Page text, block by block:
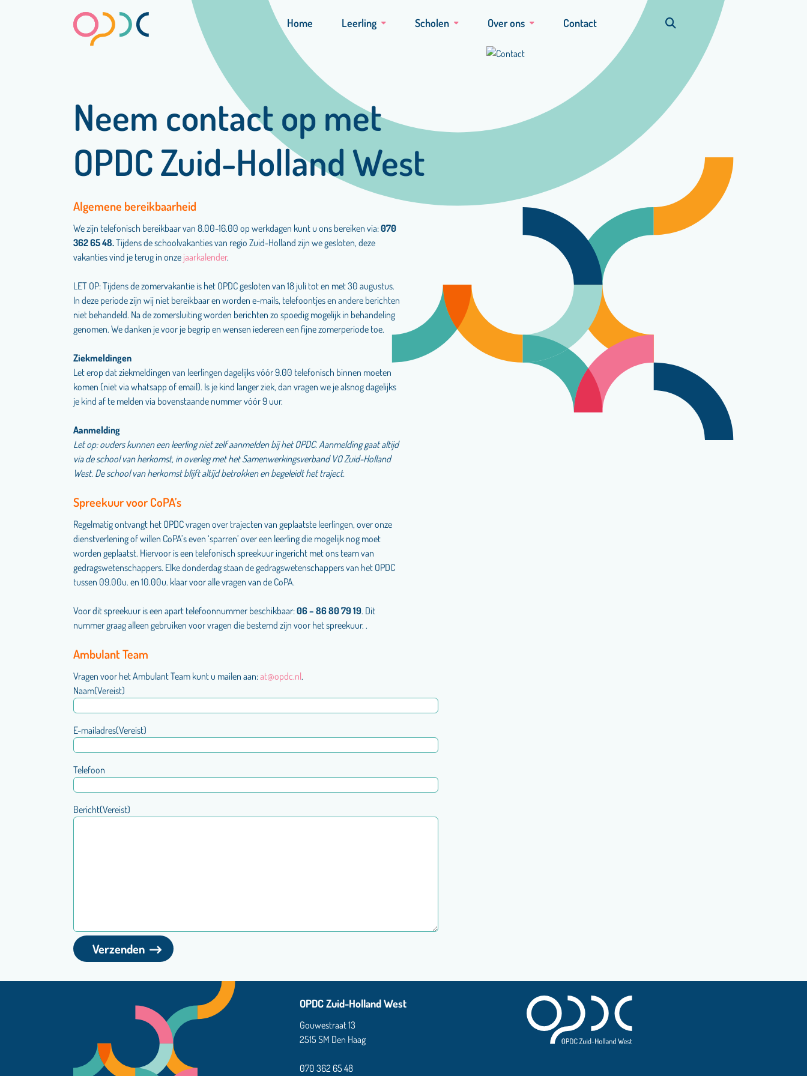
Home Leerling Scholen Over ons Contact
Neem contact op met
OPDC Zuid-Holland West
Algemene bereikbaarheid
We zijn telefonisch bereikbaar van 8.00-16.00 op werkdagen kunt u ons bereiken via:070
362 65 48.Tijdens de schoolvakanties van regio Zuid-Holland zijn we gesloten, deze
vakanties vind je terug in onze jaarkalender.
LET OP: Tijdens de zomervakantie is het OPDC gesloten van 18 juli tot en met 30 augustus.
In deze periode zijn wij niet bereikbaar en worden e-mails, telefoontjes en andere berichten
niet behandeld. Na de zomersluiting worden berichten zo spoedig mogelijk in behandeling
genomen. We danken je voor je begrip en wensen iedereen een fijne zomerperiode toe.
Ziekmeldingen
Let erop dat ziekmeldingen van leerlingen dagelijks vóór 9.00 telefonisch binnen moeten
komen (niet via whatsapp of email). Is je kind langer ziek, dan vragen we je alsnog dagelijks
je kind af te melden via bovenstaande nummer vóór 9 uur.
Aanmelding
Let op: ouders kunnen een leerling niet zelf aanmelden bij het OPDC. Aanmelding gaat altijd
via de school van herkomst, in overleg met het Samenwerkingsverband VO Zuid-Holland
West. De school van herkomst blijft altijd betrokken en begeleidt het traject.
Spreekuur voor CoPA’s
Regelmatig ontvangt het OPDC vragen over trajecten van geplaatste leerlingen, over onze
dienstverlening of willen CoPA’s even ‘sparren’ over een leerling die mogelijk nog moet
worden geplaatst. Hiervoor is een telefonisch spreekuur ingericht met ons team van
gedragswetenschappers. Elke donderdag staan de gedragswetenschappers van het OPDC
tussen 09.00u. en 10.00u. klaar voor alle vragen van de CoPA.
Voor dit spreekuur is een apart telefoonnummer beschikbaar:06 – 86 80 79 19. Dit
nummer graag alleen gebruiken voor vragen die bestemd zijn voor het spreekuur. .
Ambulant Team
Vragen voor het Ambulant Team kunt u mailen aan:at@opdc.nl.
Naam(Vereist)
E-mailadres(Vereist)
Telefoon
Bericht(Vereist)
Verzenden
OPDC Zuid-Holland West
Gouwestraat 13
2515 SM Den Haag
070 362 65 48